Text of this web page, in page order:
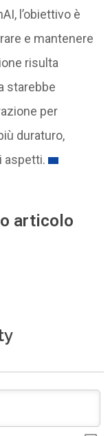
l’obiettivo è
e mantenere
risulta
starebbe
per
duraturo,
aspetti.
articolo